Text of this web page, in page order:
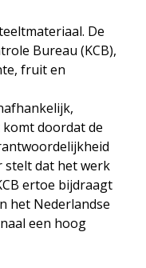
De
Bureau (KCB),
fruit en
doordat de
stelt dat het werk
ertoe bijdraagt
het Nederlandse
een hoog